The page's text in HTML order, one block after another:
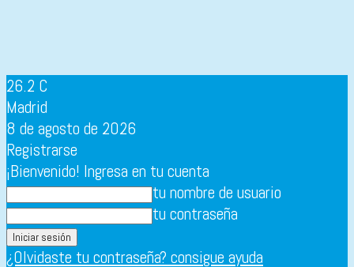
26.2 C
Madrid
8 de agosto de 2026
Registrarse
¡Bienvenido! Ingresa en tu cuenta
tu nombre de usuario
tu contraseña
¿Olvidaste tu contraseña? consigue ayuda